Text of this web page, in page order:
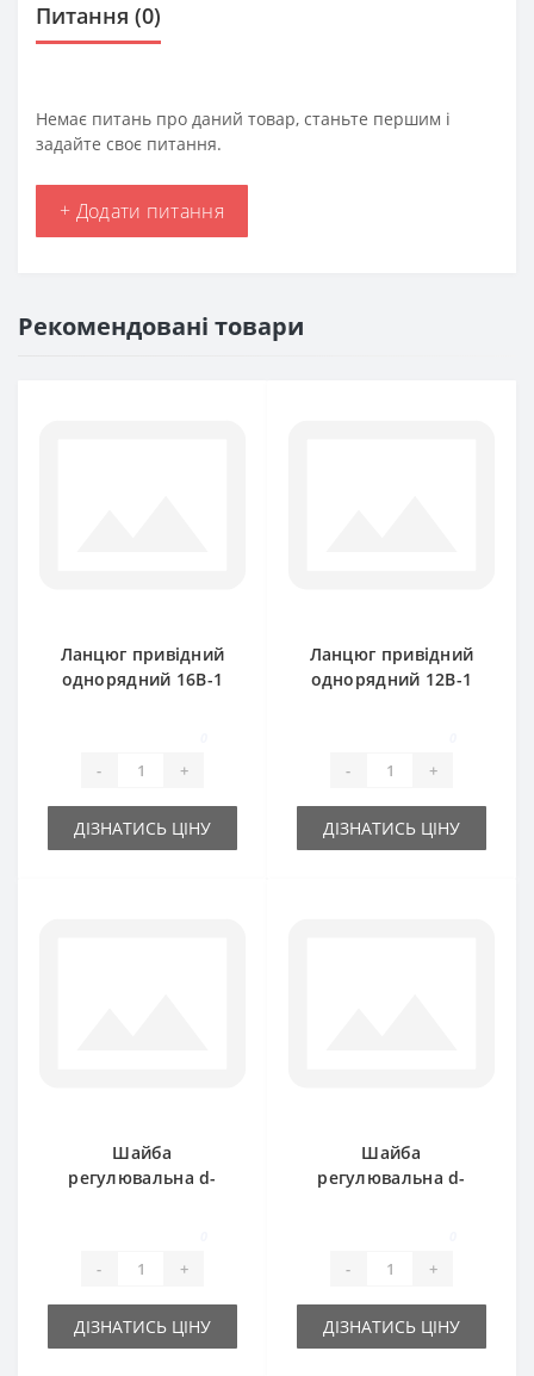
Питання (0)
Немає питань про даний товар, станьте першим і
задайте своє питання.
+ Додати питання
Рекомендовані товари
Ланцюг привідний
однорядний 16B-1
- +
ДІЗНАТИСЬ ЦІНУ
Ланцюг привідний
однорядний 12B-1
- +
ДІЗНАТИСЬ ЦІНУ
Шайба
регулювальна d-
- +
ДІЗНАТИСЬ ЦІНУ
Шайба
регулювальна d-
- +
ДІЗНАТИСЬ ЦІНУ